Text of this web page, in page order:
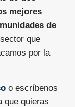
mejores
de
que
por la
o escríbenos
que quieras